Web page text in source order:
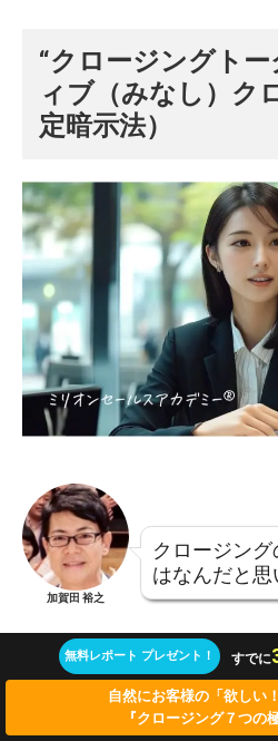
“クロージングトー
ィブ（みなし）ク
定暗示法）
加賀田 裕之
クロージング
はなんだと思
無料レポート プレゼント！ すでに
自然にお客様の「欲しい
『クロージング７つの